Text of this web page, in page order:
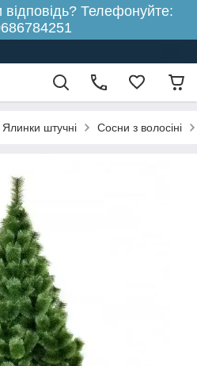
Телефонуйте:
Ялинки штучні Сосни з волосіні